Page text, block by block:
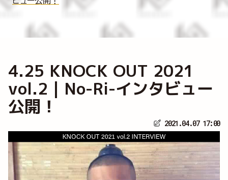
4.25 KNOCK OUT 2021
vol.2｜No-Ri-インタビュー
公開！
2021.04.07 17:00